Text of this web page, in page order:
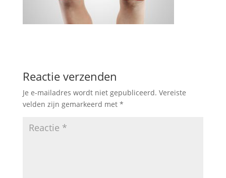
Reactie verzenden
Je e-mailadres wordt niet gepubliceerd. Vereiste
velden zijn gemarkeerd met *